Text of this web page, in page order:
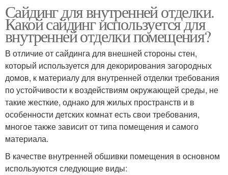
Сайдинг для внутренней отделки.
Какой сайдинг используется для
внутренней отделки помещения?
В отличие от сайдинга для внешней стороны стен,
который используется для декорирования загородных
домов, к материалу для внутренней отделки требования
по устойчивости к воздействиям окружающей среды, не
такие жесткие, однако для жилых пространств и в
особенности детских комнат есть свои требования,
многое также зависит от типа помещения и самого
материала.
В качестве внутренней обшивки помещения в основном
используются следующие виды: